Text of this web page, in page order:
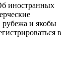
иностранных
рубежа и якобы
в